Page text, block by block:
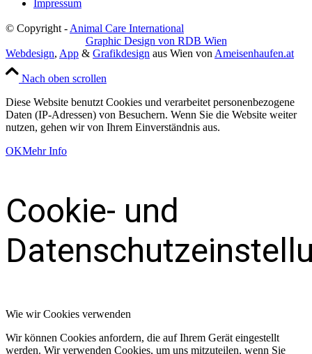
Impressum
© Copyright - Animal Care International
Graphic Design von RDB Wien
Webdesign, App & Grafikdesign aus Wien von Ameisenhaufen.at
Nach oben scrollen
Diese Website benutzt Cookies und verarbeitet personenbezogene
Daten (IP-Adressen) von Besuchern. Wenn Sie die Website weiter
nutzen, gehen wir von Ihrem Einverständnis aus.
OKMehr Info
Cookie- und
Wie wir Cookies verwenden
Wir können Cookies anfordern, die auf Ihrem Gerät eingestellt
werden. Wir verwenden Cookies, um uns mitzuteilen, wenn Sie